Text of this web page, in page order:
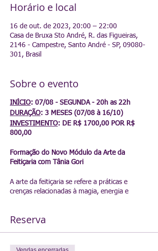
Horário e local
16 de out. de 2023, 20:00 – 22:00
Casa de Bruxa Sto André, R. das Figueiras,
2146 - Campestre, Santo André - SP, 09080-
301, Brasil
Sobre o evento
INÍCIO: 07/08 - SEGUNDA - 20h as 22h
DURAÇÃO: 3 MESES (07/08 à 16/10)
INVESTIMENTO: DE R$ 1700,00 POR R$
800,00
Formação do Novo Módulo da Arte da
Feitiçaria com Tânia Gori
A arte da feitiçaria se refere a práticas e
crenças relacionadas à magia, energia e
práticas mágicas, cada uma com suas
A feitiçaria pode envolver trabalhar com
Reserva